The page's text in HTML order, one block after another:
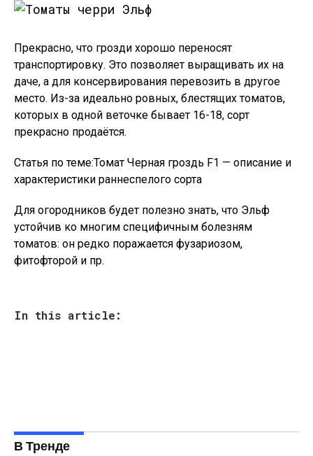
Прекрасно, что грозди хорошо переносят
транспортировку. Это позволяет выращивать их на
даче, а для консервирования перевозить в другое
место. Из-за идеально ровных, блестящих томатов,
которых в одной веточке бывает 16-18, сорт
прекрасно продаётся.
Статья по теме:Томат Черная гроздь F1 — описание и
характеристики раннеспелого сорта
Для огородников будет полезно знать, что Эльф
устойчив ко многим специфичным болезням
томатов: он редко поражается фузариозом,
фитофторой и пр.
In this article:
В Тренде